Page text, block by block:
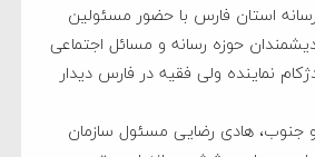
استان فارس با حضور مسئولین
حوزه رسانه و مسائل اجتماعی
نماینده ولی فقیه در فارس دیدار
جنوب، هادی رضایی مسئول سازمان